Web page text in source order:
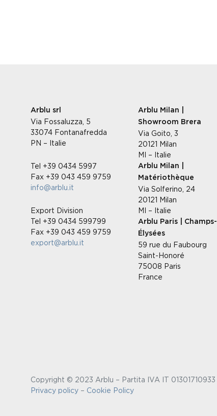
Arblu srl
Via Fossaluzza, 5
33074 Fontanafredda
PN – Italie
Tel +39 0434 5997
Fax +39 043 459 9759
info@arblu.it
Export Division
Tel +39 0434 599799
Fax +39 043 459 9759
export@arblu.it
Arblu Milan |
Showroom Brera
Via Goito, 3
20121 Milan
MI – Italie
Arblu Milan |
Matériothèque
Via Solferino, 24
20121 Milan
MI – Italie
Arblu Paris | Champs-
Élysées
59 rue du Faubourg
Saint-Honoré
75008 Paris
France
Copyright © 2023 Arblu – Partita IVA IT 01301710933
Privacy policy – Cookie Policy